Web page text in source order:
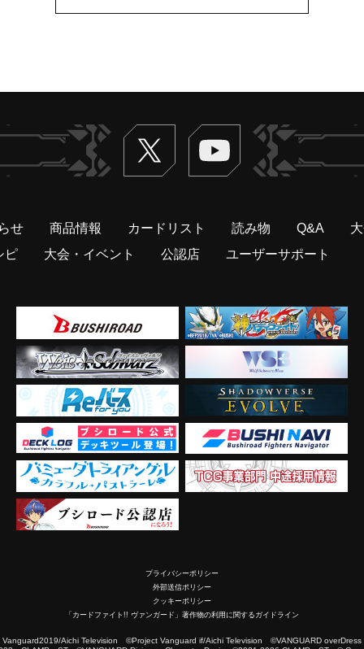
Twitter ヴァンガードch
せ 商品情報 カードリスト 読み物 Q&A
ピ
大会・イベント 公認店 ユーザーサポート
プライバシーポリシー
外部送信ポリシー
クッキーポリシー
「カードファイト!! ヴァンガード」著作物の利用に関するガイドライン
Aichi Television ©Project Vanguard if/Aichi Television ©VANGUARD